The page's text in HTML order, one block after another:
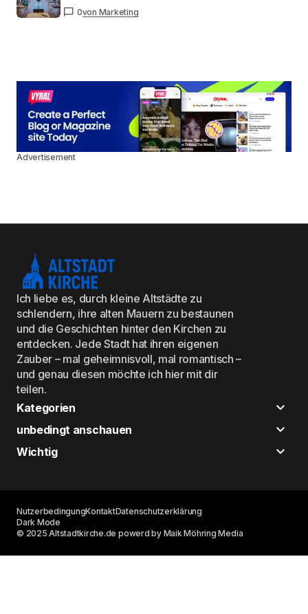
0von Marketing
Advertisement
Ich liebe es, durch kleine Altstädte zu
schlendern, ihre alten Mauern zu bestaunen
und die Geschichten hinter den Kirchen zu
entdecken. Jede Stadt hat ihren eigenen
Zauber – mal geheimnisvoll, mal romantisch –
und genau diesen möchte ich hier mit dir
teilen.
Kategorien
unbedingt anschauen
Wichtig
© 2025 Altstadtkirche.de powerd by Maik Möhring Media
NutzerbedingungKontaktDatenschutzerklärung
Dark Mode